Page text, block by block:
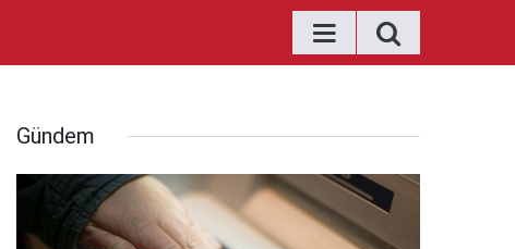
Gündem